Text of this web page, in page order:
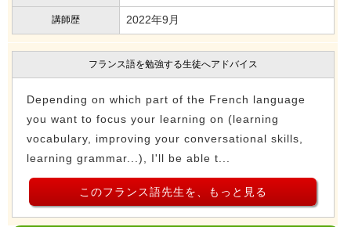
講師歴 2022年9月
フランス語を勉強する生徒へアドバイス
Depending on which part of the French language
you want to focus your learning on (learning
vocabulary, improving your conversational skills,
learning grammar...), I'll be able t...
このフランス語先生を、もっと見る